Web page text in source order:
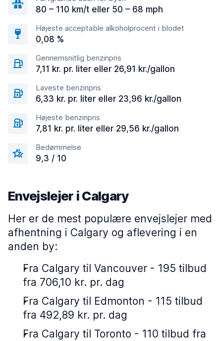
80 – 110 km/t eller 50 – 68 mph
Højeste acceptable alkoholprocent i blodet
0,08 %
Gennemsnitlig benzinpris
7,11 kr. pr. liter eller 26,91 kr./gallon
Laveste benzinpris
6,33 kr. pr. liter eller 23,96 kr./gallon
Højeste benzinpris
7,81 kr. pr. liter eller 29,56 kr./gallon
Bedømmelse
9,3 / 10
Envejslejer i Calgary
Her er de mest populære envejslejer med
afhentning i Calgary og aflevering i en
anden by:
Fra Calgary til Vancouver - 195 tilbud
fra 706,10 kr. pr. dag
Fra Calgary til Edmonton - 115 tilbud
fra 492,89 kr. pr. dag
Fra Calgary til Toronto - 110 tilbud fra